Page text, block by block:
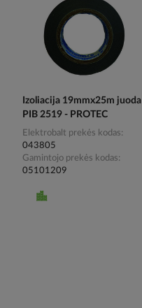
Izoliacija 19mmx25m juoda
PIB 2519 - PROTEC
Elektrobalt prekės kodas
043805
Gamintojo prekės kodas
05101209